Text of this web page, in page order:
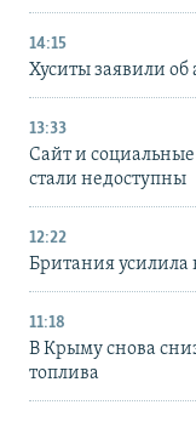
14:15
Хуситы заявили
13:33
Сайт и
стали недоступны
12:22
Британия
11:18
В Крыму снова
топлива